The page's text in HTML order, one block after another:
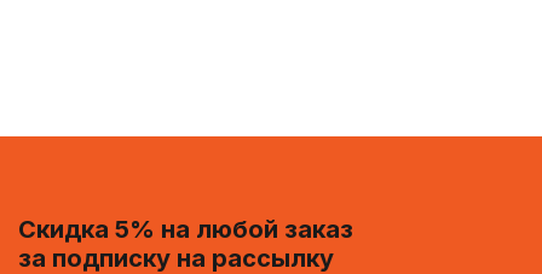
Скидка 5% на любой заказ
за подписку на рассылку